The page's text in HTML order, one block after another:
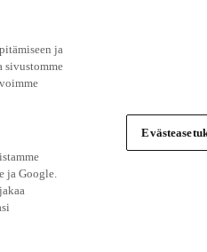
ja
sivustomme
ja Google.